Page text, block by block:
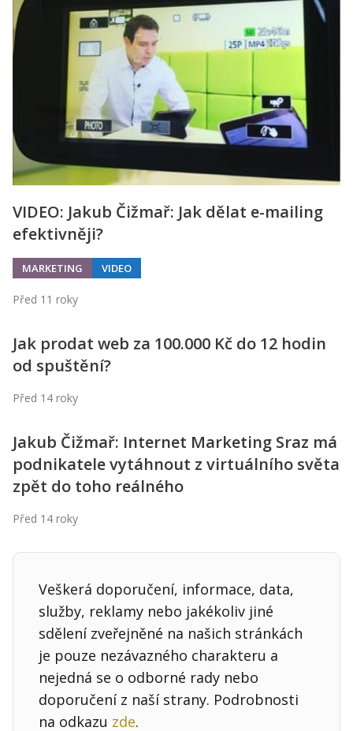
Kontakt
Obchodní podmínky
Hledaná fráze Hledat
VIDEO: Jakub Čižmař: Jak dělat e-mailing
efektivněji?
MARKETING VIDEO
Před 11 roky
Jak prodat web za 100.000 Kč do 12 hodin
od spuštění?
Před 14 roky
Jakub Čižmař: Internet Marketing Sraz má
podnikatele vytáhnout z virtuálního světa
zpět do toho reálného
Před 14 roky
Veškerá doporučení, informace, data,
služby, reklamy nebo jakékoliv jiné
sdělení zveřejněné na našich stránkách
je pouze nezávazného charakteru a
nejedná se o odborné rady nebo
doporučení z naší strany. Podrobnosti
na odkazu zde.